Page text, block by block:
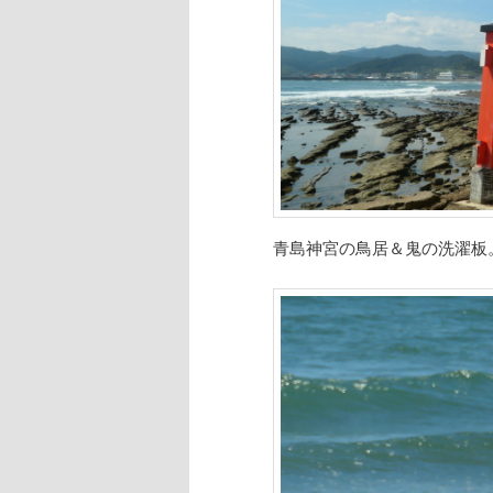
青島神宮の鳥居＆鬼の洗濯板